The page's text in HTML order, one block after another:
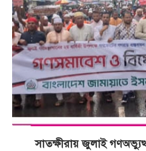
সাতক্ষীরায় জুলাই